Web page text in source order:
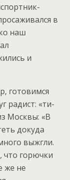
в
наш
и
готовимся
радист: «ти-
Москвы: «В
докуда
выжгли.
что горючки
же не